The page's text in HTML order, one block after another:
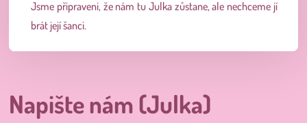
Jsme připraveni, že nám tu Julka zůstane, ale nechceme jí
brát její šanci.
Napište nám (Julka)